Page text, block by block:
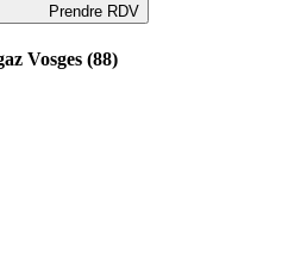
Prendre RDV
Vosges (88)